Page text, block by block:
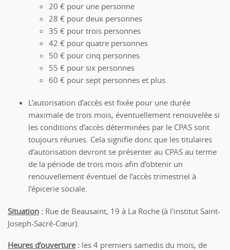
20 € pour une personne
28 € pour deux personnes
35 € pour trois personnes
42 € pour quatre personnes
50 € pour cinq personnes
55 € pour six personnes
60 € pour sept personnes et plus.
L’autorisation d’accès est fixée pour une durée
maximale de trois mois, éventuellement renouvelée si
les conditions d’accès déterminées par le CPAS sont
toujours réunies. Cela signifie donc que les titulaires
d’autorisation devront se présenter au CPAS au terme
de la période de trois mois afin d’obtenir un
renouvellement éventuel de l’accès trimestriel à
l’épicerie sociale.
Situation : Rue de Beausaint, 19 à La Roche (à l'institut Saint-
Joseph-Sacré-Cœur).
Heures d’ouverture: les 4 premiers samedis du mois, de